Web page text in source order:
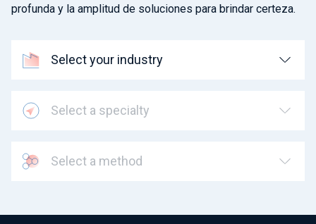
profunda y la amplitud de soluciones para brindar certeza.
Select your industry
Select a specialty
Select a method